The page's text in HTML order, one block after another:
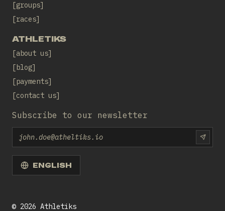
groups
races
ATHLETIKS
about us
blog
payments
contact us
Subscribe to our newsletter
Email
ENGLISH
© 2026 Athletiks